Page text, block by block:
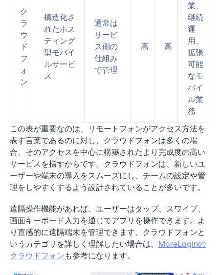
ク
ラ
ウ
ド
フ
ォ
ン
構造化さ
れたホス
ティング
型モバイ
ルサービ
ス
通常は
サービ
ス側の
仕組み
で管理
高 高
業、
継続
運
用、
拡張
可能
なモ
バイ
ル業
務
この表が重要なのは、リモートフォンがアクセス方法を
表す言葉であるのに対し、クラウドフォンは多くの場
合、そのアクセスを中心に構築されたより完成度の高い
サービスを指すからです。クラウドフォンは、新しいユ
ーザーや端末の導入をスムーズにし、チームの設定や管
理をしやすくするよう設計されていることが多いです。
遠隔操作機能があれば、ユーザーはタップ、スワイプ、
画面キーボード入力を通じてアプリを操作できます。よ
り直感的に遠隔端末を管理できます。クラウドフォンと
いうカテゴリを詳しく理解したい場合は、 MoreLoginの
クラウドフォン も参考になります。